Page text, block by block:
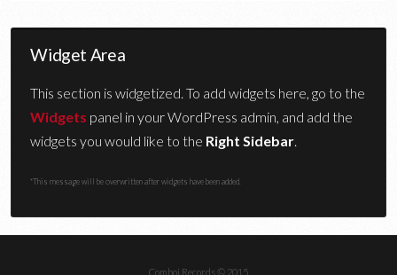
Widget Area
This section is widgetized. To add widgets here, go to the
Widgets panel in your WordPress admin, and add the
widgets you would like to the Right Sidebar.
*This message will be overwritten after widgets have been added.
Comboi Records © 2015